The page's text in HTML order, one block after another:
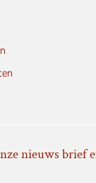
nieuws brief